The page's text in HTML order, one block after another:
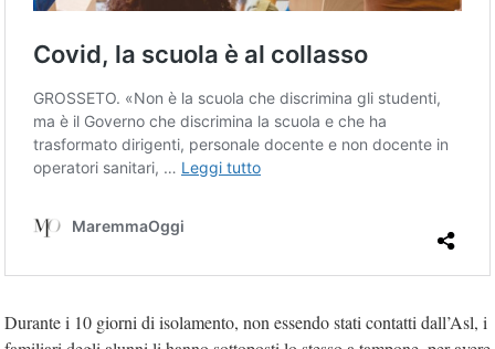
Durante i 10 giorni di isolamento, non essendo stati contatti dall’Asl, i